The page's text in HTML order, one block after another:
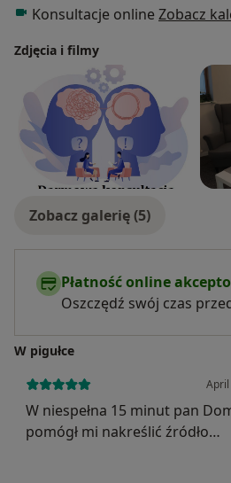
Konsultacje online Zobacz
Zdjęcia i filmy
Zobacz galerię (5)
Płatność online
Oszczędź swój czas
W pigułce
April
W niespełna 15 minut pan
pomógł mi nakreślić źródło
odpowiednim specjalistą. Liczę